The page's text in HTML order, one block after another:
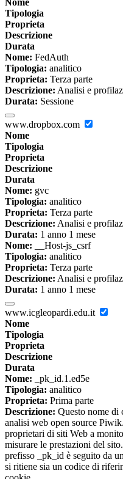
Nome
Tipologia
Proprieta
Descrizione
Durata
Nome: FedAuth
Tipologia: analitico
Proprieta: Terza parte
Descrizione: Analisi e
Durata: Sessione
www.dropbox.com
Nome
Tipologia
Proprieta
Descrizione
Durata
Nome: gvc
Tipologia: analitico
Proprieta: Terza parte
Descrizione: Analisi e
Durata: 1 anno 1 mese
Nome: __Host-js_csrf
Tipologia: analitico
Proprieta: Terza parte
Descrizione: Analisi e
Durata: 1 anno 1 mese
www.icgleopardi.edu.it
Nome
Tipologia
Proprieta
Descrizione
Durata
Nome: _pk_id.1.ed5e
Tipologia: analitico
Proprieta: Prima parte
Descrizione: Questo nome di
analisi web open source
proprietari di siti Web a
misurare le prestazioni del
prefisso _pk_id è seguito da
si ritiene sia un codice di